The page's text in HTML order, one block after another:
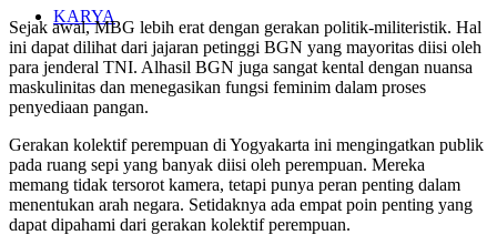
KARYA
Sejak awal, MBG lebih erat dengan gerakan politik-militeristik. Hal
ini dapat dilihat dari jajaran petinggi BGN yang mayoritas diisi oleh
para jenderal TNI. Alhasil BGN juga sangat kental dengan nuansa
maskulinitas dan menegasikan fungsi feminim dalam proses
penyediaan pangan.
Gerakan kolektif perempuan di Yogyakarta ini mengingatkan publik
pada ruang sepi yang banyak diisi oleh perempuan. Mereka
memang tidak tersorot kamera, tetapi punya peran penting dalam
menentukan arah negara. Setidaknya ada empat poin penting yang
dapat dipahami dari gerakan kolektif perempuan.